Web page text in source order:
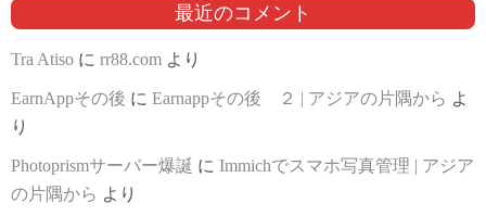
最近のコメント
Tra Atiso に rr88.com より
EarnAppその後 に Earnappその後 ２ | アジアの片隅から よ
り
Photoprismサーバー爆誕 に Immichでスマホ写真管理 | アジア
の片隅から より